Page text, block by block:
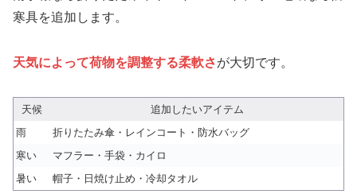
寒具を追加します。
天気によって荷物を調整する柔軟さが大切です。
天候
追加したいアイテム
雨
折りたたみ傘・レインコート・防水バッグ
寒い
マフラー・手袋・カイロ
暑い
帽子・日焼け止め・冷却タオル